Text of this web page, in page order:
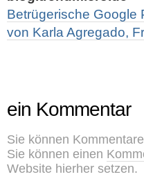
Betrügerische Google
von Karla Agregado,
ein Kommentar
Sie können
Sie können einen
Website hierher setzen.